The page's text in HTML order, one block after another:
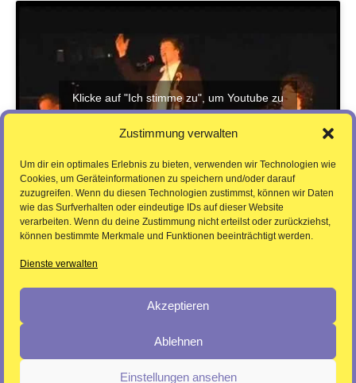
Zustimmung verwalten
Um dir ein optimales Erlebnis zu bieten, verwenden wir Technologien wie
Cookies, um Geräteinformationen zu speichern und/oder darauf
zuzugreifen. Wenn du diesen Technologien zustimmst, können wir Daten
wie das Surfverhalten oder eindeutige IDs auf dieser Website
verarbeiten. Wenn du deine Zustimmung nicht erteilst oder zurückziehst,
können bestimmte Merkmale und Funktionen beeinträchtigt werden.
Dienste verwalten
Akzeptieren
Ablehnen
Einstellungen ansehen
Klicke auf "Ich stimme zu", um Youtube zu
aktivieren
Ich stimme zu
Pressebereich /
Datenschutzerklärung /